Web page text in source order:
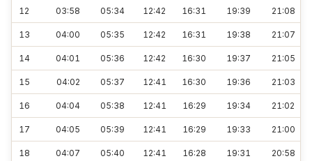
12 03:58 05:34 12:42 16:31 19:39 21:08
13 04:00 05:35 12:42 16:31 19:38 21:07
14 04:01 05:36 12:42 16:30 19:37 21:05
15 04:02 05:37 12:41 16:30 19:36 21:03
16 04:04 05:38 12:41 16:29 19:34 21:02
17 04:05 05:39 12:41 16:29 19:33 21:00
18 04:07 05:40 12:41 16:28 19:31 20:58